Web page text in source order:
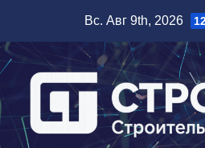
содержимому
Вс. Авг 9th, 2026